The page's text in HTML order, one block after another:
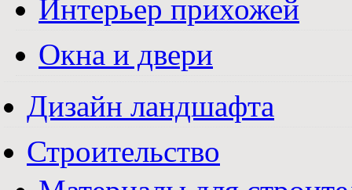
Интерьер прихожей
Окна и двери
Дизайн ландшафта
Строительство